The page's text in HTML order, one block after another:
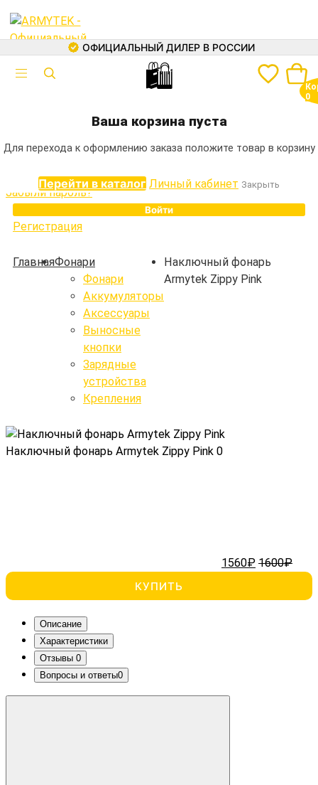
0
Каталог
Фонари
Аккумуляторы
Зарядные устройства
Крепления
Выносные кнопки
ОФИЦИАЛЬНЫЙ ДИЛЕР В РОССИИ
🛍
Ваша корзина пуста
Для перехода к оформлению заказа положите товар в корзину
Перейти в каталог Личный кабинет Закрыть
Авторизация
Забыли пароль?
Войти
Регистрация
ГлавнаяФонари
Фонари
Аккумуляторы
Аксессуары
Выносные
кнопки
Зарядные
устройства
Крепления
Наключный фонарь
Armytek Zippy Pink
Наключный фонарь Armytek Zippy Pink 0
1560₽ 1600₽
КУПИТЬ
Описание
Характеристики
Отзывы 0
Вопросы и ответы0